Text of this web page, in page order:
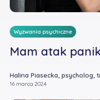
Wyzwania psychiczne
Mam atak
Halina Piasecka, psycholog,
16 marca 2024